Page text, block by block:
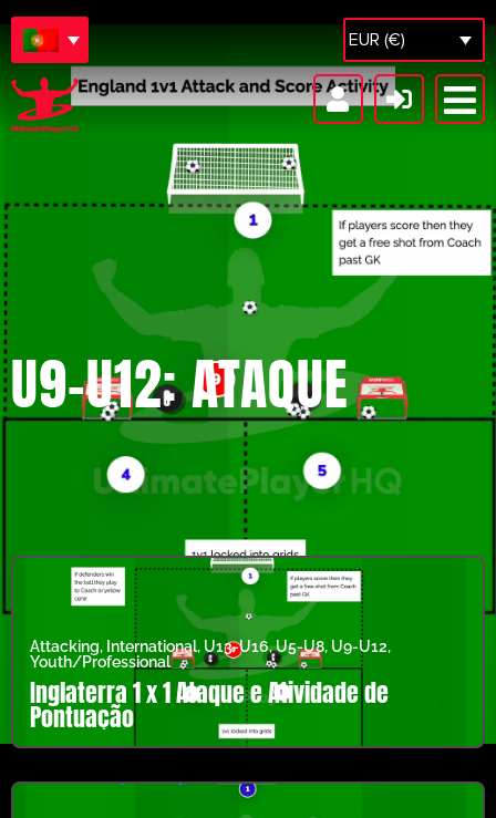
EUR (€)
U9-U12: ATAQUE
Attacking, International, U13-U16,U5-U8, U9-U12,
Youth/Professional
Inglaterra 1 x 1 Ataque e Atividade de
Pontuação